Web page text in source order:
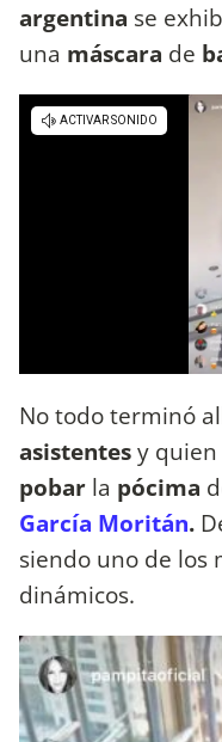
argentina se
una máscara de
No todo terminó
asistentesy
pobar la pócima
García Moritán.
siendo uno de los
dinámicos.